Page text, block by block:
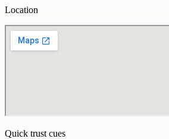
Location
Quick trust cues